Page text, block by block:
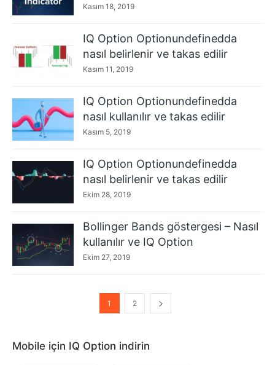
Kasım 18, 2019
IQ Option Optionundefinedda
nasıl belirlenir ve takas edilir
Kasım 11, 2019
IQ Option Optionundefinedda
nasıl kullanılır ve takas edilir
Kasım 5, 2019
IQ Option Optionundefinedda
nasıl belirlenir ve takas edilir
Ekim 28, 2019
Bollinger Bands göstergesi – Nasıl
kullanılır ve IQ Option
Ekim 27, 2019
1 2
Mobile için IQ Option indirin